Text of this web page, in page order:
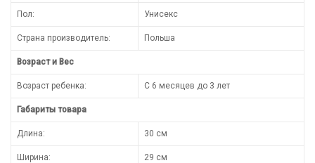
Пол: Унисекс
Страна производитель: Польша
Возраст и Вес
Возраст ребенка: С 6 месяцев до 3 лет
Габариты товара
Длина: 30 см
Ширина: 29 см